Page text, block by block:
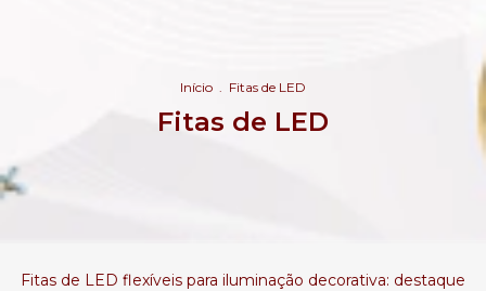
Início . Fitas de LED
Fitas de LED
Fitas de LED flexíveis para iluminação decorativa: destaque